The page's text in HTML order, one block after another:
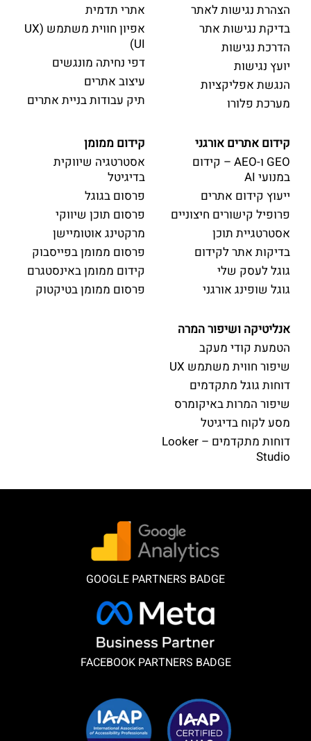
הצהרת נגישות לאתר
בדיקת נגישות אתר
הדרכת נגישות
יועץ נגישות
הנגשת אפליקציות
מערכת פלורו
אתרי תדמית
אפיון חווית משתמש (UX
UI)
דפי נחיתה מונגשים
עיצוב אתרים
תיק עבודות בניית אתרים
קידום אתרים אורגני
GEO ו-AEO – קידום
במנועי AI
ייעוץ קידום אתרים
פרופיל קישורים חיצוניים
אסטרטגיית תוכן
בדיקות אתר לקידום
גוגל לעסק שלי
גוגל שופינג אורגני
קידום ממומן
אסטרטגיה שיווקית
בדיגיטל
פרסום בגוגל
פרסום תוכן שיווקי
מרקטינג אוטומיישן
פרסום ממומן בפייסבוק
קידום ממומן באינסטגרם
פרסום ממומן בטיקטוק
אנליטיקה ושיפור המרה
הטמעת קודי מעקב
שיפור חווית משתמש UX
דוחות גוגל מתקדמים
שיפור המרות באיקומרס
מסע לקוח בדיגיטל
דוחות מתקדמים – Looker
Studio
GOOGLE PARTNERS BADGE
FACEBOOK PARTNERS BADGE